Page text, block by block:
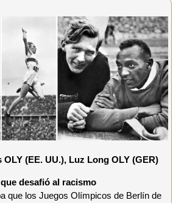
OLY (EE. UU.), Luz Long OLY (GER)
desafió al racismo
que los Juegos Olímpicos de Berlín de